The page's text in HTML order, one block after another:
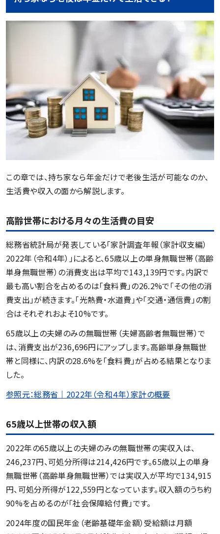
この章では、持ち家なら年金だけで老後生活が可能なのか、
生活費や収入の面から解説します。
高齢世帯における月々の生活費の目安
総務省統計局が発表している「家計調査年報（家計収支編）
2022年（令和4年）」によると、65歳以上の単身無職世帯（高齢
単身無職世帯）の消費支出は平均で143,139円です。内訳で
最も高い割合を占めるのは「食料費」の26.2%で「その他の消
費支出」が続きます。「光熱費・水道費」や「交通・通信費」の割
合はそれぞれおよそ10%です。
65歳以上の夫婦のみの無職世帯（夫婦高齢者無職世帯）で
は、消費支出が236,696円にアップします。高齢単身無職世
帯と同様に、内訳の28.6%を「食料費」が占める結果となりま
した。
参照元：総務省｜2022年（令和４年）家計の概要
65歳以上世帯の収入額
2022年の65歳以上の夫婦のみの無職世帯の実収入は、
246,237円、可処分所得は214,426円です。65歳以上の単身
無職世帯（高齢単身無職世帯）では実収入が平均で134,915
円、可処分所得が122,559円となっています。収入額のうち約
90%を占めるのが「社会保障給付費」です。
2024年度の国民年金（老齢基礎年金額）受給額は月額